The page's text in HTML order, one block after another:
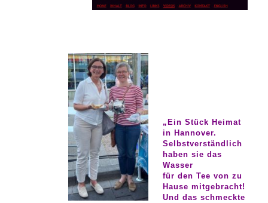
„Ein Stück Heimat
in Hannover.
Selbstverständlich
haben sie das
Wasser
für den Tee von zu
Hause mitgebracht!
Und das schmeckte